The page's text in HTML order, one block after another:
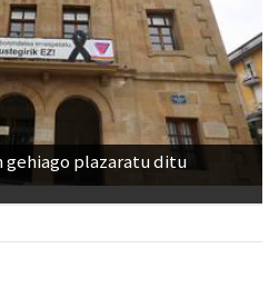
plazaratu ditu